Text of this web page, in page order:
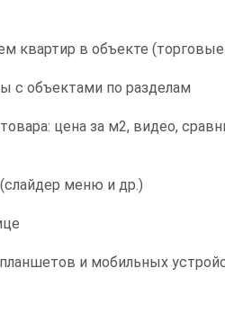
квартир в объекте
с объектами по разделам
цена за м2, видео,
меню и др.)
и мобильных